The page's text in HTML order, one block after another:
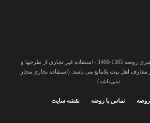
مرکز آفرینش های هنری روضه 1385-1400 - استفاده غیر تجاری از طرحها و
اهل بیت بلامانع می باشد. (استفاده تجاری مجاز
نمی‌باشد)
روضه تماس با روضه نقشه سایت